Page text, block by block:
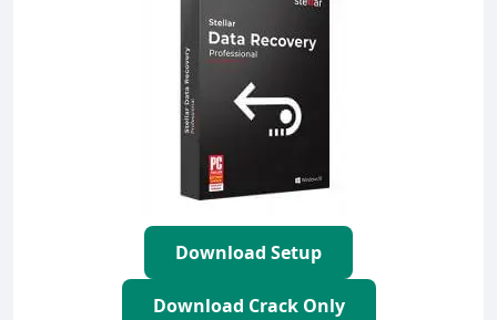
Download Setup
Download Crack Only